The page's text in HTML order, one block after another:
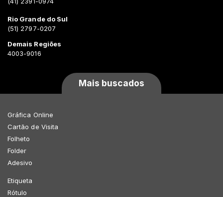
Rio Grande do Sul
(51) 2797-0207
Demais Regiões
4003-9016
Mais buscados
Gráfica Online
Cartão de Visita
Folheto
Folder
Adesivo
Etiqueta
Rótulo